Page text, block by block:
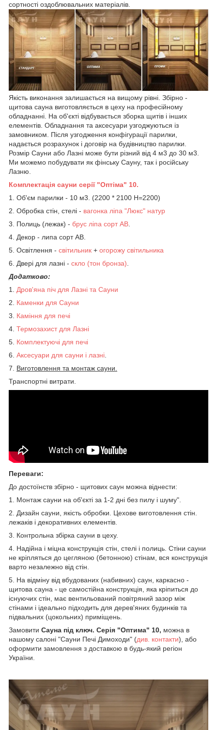
сортності оздоблювальних матеріалів.
Якість виконання залишається на вищому рівні. Збірно -
щитова сауна виготовляється в цеху на професійному
обладнанні. На об'єкті відбувається зборка щитів і інших
елементів. Обладнання та аксесуари узгоджуються із
замовником. Після узгодження конфігурації парилки,
надається розрахунок і договір на будівництво парилки.
Розмір Сауни або Лазні може бути різний від 4 м3 до 30 м3.
Ми можемо побудувати як фінську Сауну, так і російську
Лазню.
Комплектація сауни серії "Оптіма" 10.
1. Об'єм парилки - 10 м3. (2200 * 2100 Н=2200)
2. Обробка стін, стелі - вагонка ліпа "Люкс" натур
3. Полиць (лежак) - брус ліпа сорт АВ
4. Декор - липа сорт АВ.
5. Освітлення - світильник + огорожу світильника
6. Двері для лазні - скло (тон бронза)
Додатково:
1. Дров'яна піч для Лазні та Сауни
2. Каменки для Сауни
3. Каміння для печі
4. Термозахистдля Лазні
5. Комплектуючі для печі
6. Аксесуари для сауни і лазні
7. Виготовлення та монтаж сауни.
Транспортні витрати.
Переваги:
До достоїнств збірно - щитових саун можна віднести:
1. Монтаж сауни на об'єкті за 1-2 дні без пилу і шуму".
2. Дизайн сауни, якість обробки. Цехове виготовлення стін.
лежаків і декоративних елементів.
3. Контрольна збірка сауни в цеху.
4. Надійна і міцна конструкція стін, стелі і полиць. Стіни сауни
не кріпляться до цегляною (бетонною) стінам, вся конструкція
варто незалежно від стін.
5. На відміну від вбудованих (набивних) саун, каркасно -
щитова сауна - це самостійна конструкція, яка кріпиться до
існуючих стін, має вентильований повітряний зазор між
стінами і ідеально підходить для дерев'яних будинків та
підвальних (цокольних) приміщень.
Замовити Сауна під ключ. Серія "Оптима" 10, можна в
нашому салоні "Сауни Печі Димоходи" (див. контакти), або
оформити замовлення з доставкою в будь-який регіон
України.